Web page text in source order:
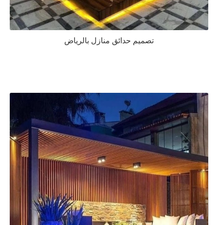
تصميم حدائق منازل بالرياض